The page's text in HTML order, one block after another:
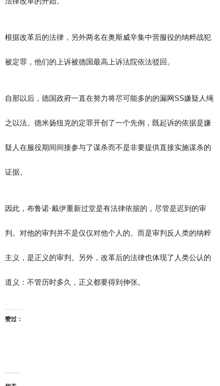
根据改革后的法律，另外两名在奥斯威辛集中营服役的纳粹战犯
被定罪，他们的上诉被德国最高上诉法院依法驳回。
自那以后，德国政府一直在努力将尽可能多的的漏网SS嫌疑人绳
之以法。德米扬纽克的定罪开创了一个先例，既起诉的依据是嫌
疑人在服役期间间接参与了谋杀而不是非要提供直接实施谋杀的
证据。
因此，布鲁诺·戴伊重新过堂是有法律依据的，尽管是迟到的审
判。对他的审判并不是仅仅对他个人的。而是审判反人类的纳粹
主义，是正义的审判。另外，改革后的法律也体现了人类公认的
道义：不管历时多久，正义都要得到伸张。
赞过：